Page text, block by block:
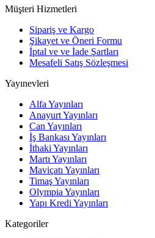
Müşteri Hizmetleri
Sipariş ve Kargo
Şikayet ve Öneri Formu
İptal ve ve İade Şartları
Mesafeli Satış Sözleşmesi
Yayınevleri
Alfa Yayınları
Anayurt Yayınları
Can Yayınları
İş Bankası Yayınları
İthaki Yayınları
Martı Yayınları
Maviçatı Yayınları
Timaş Yayınları
Olympia Yayınları
Yapı Kredi Yayınları
Kategoriler